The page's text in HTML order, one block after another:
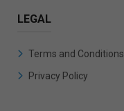
LEGAL
Terms and Conditions
Privacy Policy